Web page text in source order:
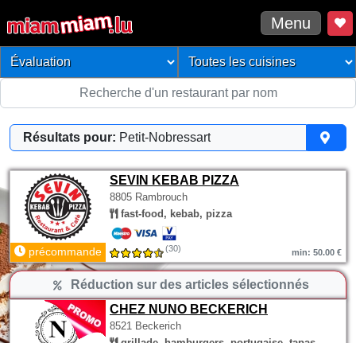
Menu
Résultats pour: Petit-Nobressart
SEVIN KEBAB PIZZA
8805 Rambrouch
fast-food, kebab, pizza
précommande (30) min: 50.00 €
Réduction sur des articles sélectionnés
CHEZ NUNO BECKERICH
8521 Beckerich